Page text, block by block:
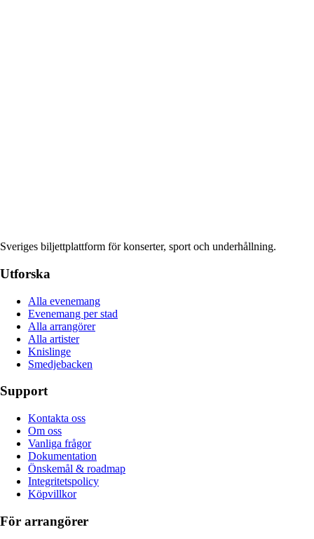
Sveriges biljettplattform för konserter, sport och underhållning.
Utforska
Alla evenemang
Evenemang per stad
Alla arrangörer
Alla artister
Knislinge
Smedjebacken
Support
Kontakta oss
Om oss
Vanliga frågor
Dokumentation
Önskemål & roadmap
Integritetspolicy
Köpvillkor
För arrangörer